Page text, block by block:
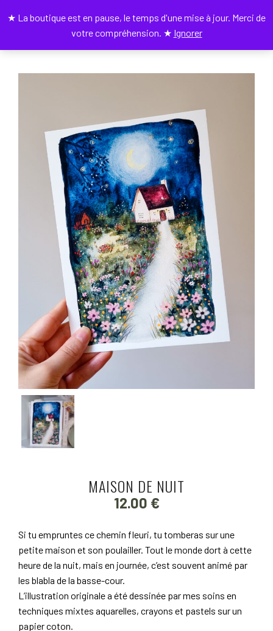
0
MAISON DE NUIT
12.00 €
Si tu empruntes ce chemin fleuri, tu tomberas sur une
petite maison et son poulailler. Tout le monde dort à cette
heure de la nuit, mais en journée, c’est souvent animé par
les blabla de la basse-cour.
L’illustration originale a été dessinée par mes soins en
techniques mixtes aquarelles, crayons et pastels sur un
papier coton.
★ La boutique est en pause, le temps d'une mise à jour. Merci de
votre compréhension. ★ Ignorer